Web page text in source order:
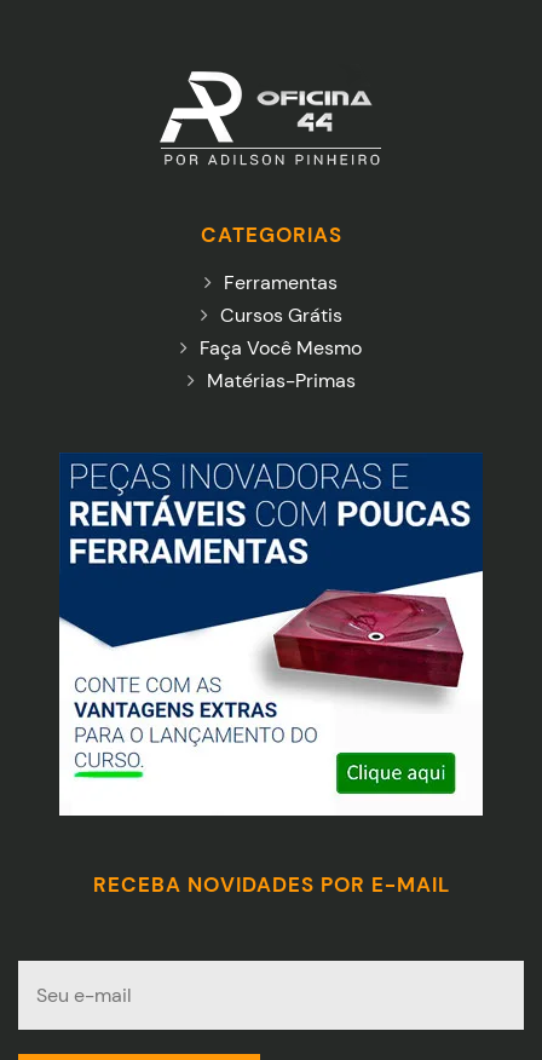
CATEGORIAS
Ferramentas
Cursos Grátis
Faça Você Mesmo
Matérias-Primas
RECEBA NOVIDADES POR E-MAIL